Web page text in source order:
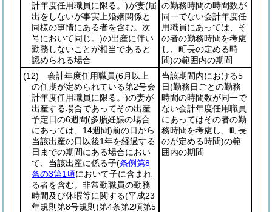
計年度任用職員に限る。)が妻(届
出をしないが事実上婚姻関係と
同様の事情にある者を含む。次
号において同じ。)の出産に伴い
勤務しないことが相当であると
認められる場合
の勤務時間の時間数が
同一でない会計年度任
用職員にあっては、そ
の者の勤務時間を考慮
し、町長の定める時
間)の範囲内の期間
(12) 会計年度任用職員(6月以上
の任期が定められている第2号会
計年度任用職員に限る。)の妻が
出産する場合であってその出産
予定日の6週間(多胎妊娠の場合
にあっては、14週間)前の日から
当該出産の日以後1年を経過する
日までの期間にある場合におい
て、当該出産に係る子(条例第8
条の3第1項において子に含まれ
る者を含む。非常勤職員の勤務
時間及び休暇等に関する(平成23
年規則第8号規則)第4条第2項第5
当該期間内における5
日(勤務日ごとの勤務
時間の時間数が同一で
ない会計年度任用職員
にあってはその者の勤
務時間を考慮し、町長
のが定める時間)の範
囲内の期間